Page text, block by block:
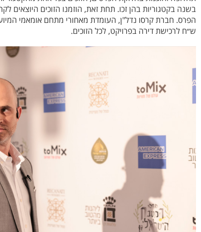
בשנה בקטגוריות בהן זכו. תחת זאת, הוזמנו הזוכים
ש״ח לרכישת דירה בפרויקט, לכל הזוכים.